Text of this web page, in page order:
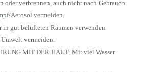
oder verbrennen, auch nicht nach Gebrauch.
Aerosol vermeiden.
in gut belüfteten Räumen verwenden.
vermeiden.
MIT DER HAUT: Mit viel Wasser